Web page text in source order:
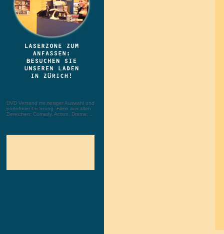
DVD Versand mit riesiger Auswahl und
portofreier Lieferung. Filme aus allen
Bereichen: Comedy, Action, Drama, ...